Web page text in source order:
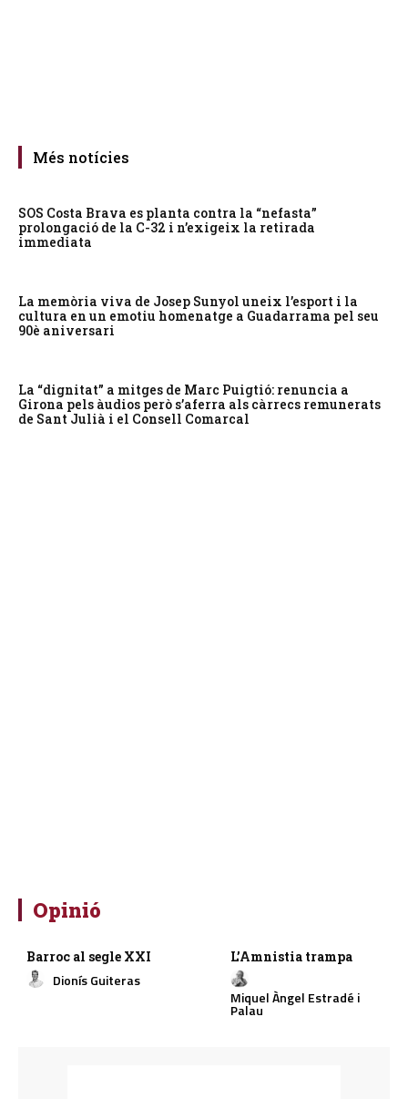
Més notícies
SOS Costa Brava es planta contra la “nefasta”
prolongació de la C-32 i n’exigeix la retirada
immediata
La memòria viva de Josep Sunyol uneix l’esport i la
cultura en un emotiu homenatge a Guadarrama pel seu
90è aniversari
La “dignitat” a mitges de Marc Puigtió: renuncia a
Girona pels àudios però s’aferra als càrrecs remunerats
de Sant Julià i el Consell Comarcal
Opinió
Barroc al segle XXI
Dionís Guiteras
L’Amnistia trampa
Miquel Àngel Estradé i
Palau